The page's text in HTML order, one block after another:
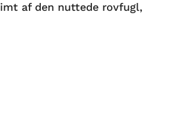
af den nuttede rovfugl,